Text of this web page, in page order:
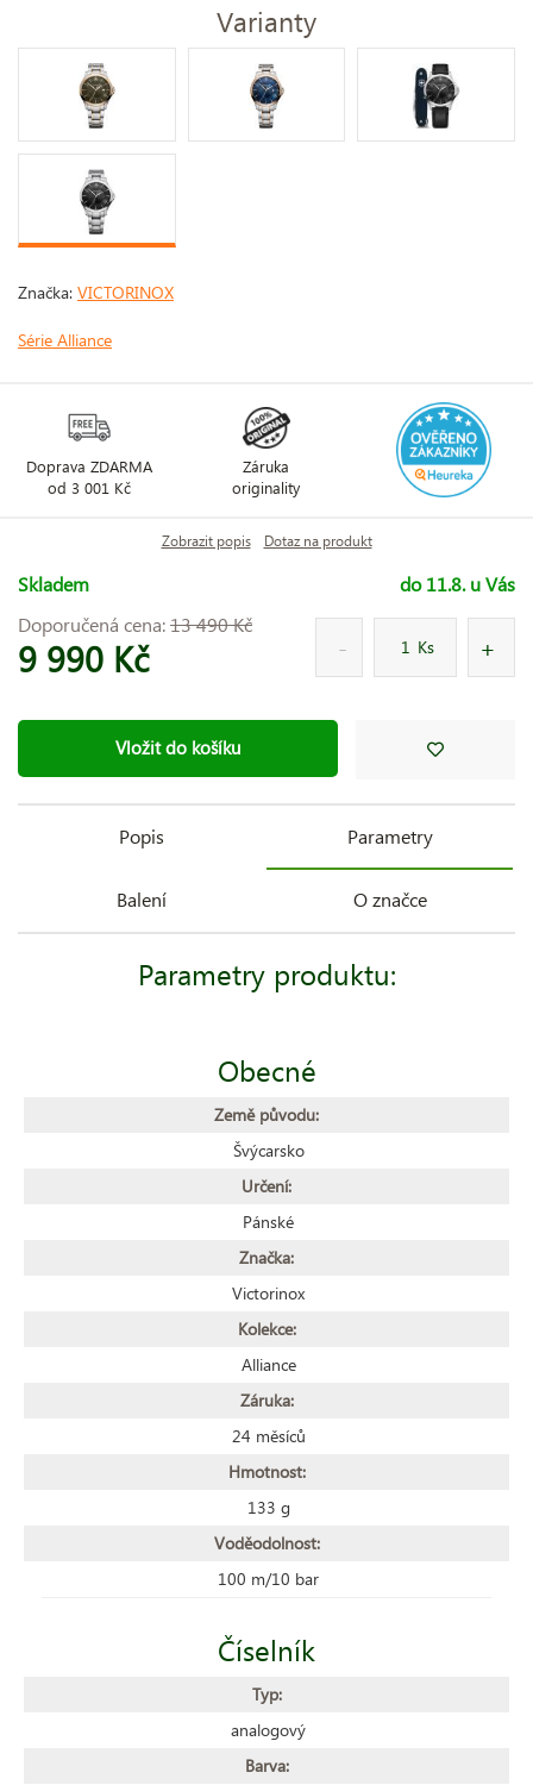
Varianty
Značka: VICTORINOX
Série Alliance
Doprava ZDARMA
od 3 001 Kč
Záruka
originality
Zobrazit popis Dotaz na produkt
Skladem
do 11.8. u Vás
Doporučená cena:13 490 Kč
9 990 Kč Ks
Vložit do košíku
Popis Parametry
Balení O značce
Parametry produktu:
Obecné
Země původu:
Švýcarsko
Určení:
Pánské
Značka:
Victorinox
Kolekce:
Alliance
Záruka:
24 měsíců
Hmotnost:
133 g
Voděodolnost:
100 m/10 bar
Číselník
Typ:
analogový
Barva: